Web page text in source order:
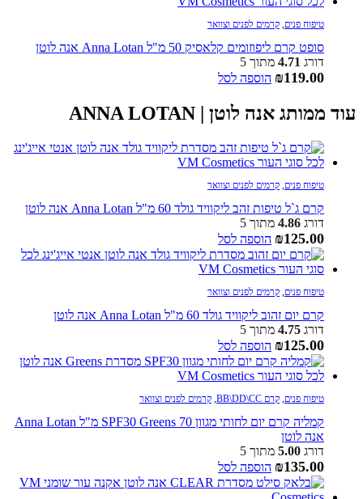
טיפוח פנים, קרמים לפנים וצוואר
סופט קרם ליפוזומים קלאסיק 50 מ"ל Anna Lotan אנה לוטן
דורג 4.71 מתוך 5
₪119.00 הוספה לסל
עוד ממותג אנה לוטן | ANNA LOTAN
טיפוח פנים, קרמים לפנים וצוואר
קרם ג`ל טיפות זהב ליקוויד גולד 60 מ"ל Anna Lotan אנה לוטן
דורג 4.86 מתוך 5
₪125.00 הוספה לסל
טיפוח פנים, קרמים לפנים וצוואר
קרם יום זהוב ליקוויד גולד 60 מ"ל Anna Lotan אנה לוטן
דורג 4.75 מתוך 5
₪125.00 הוספה לסל
טיפוח פנים, קרם BB\DD\CC , קרמים לפנים וצוואר
קמליה קרם יום לחותי מגוון SPF30 Greens 70 מ"ל Anna Lotan
אנה לוטן
דורג 5.00 מתוך 5
₪135.00 הוספה לסל